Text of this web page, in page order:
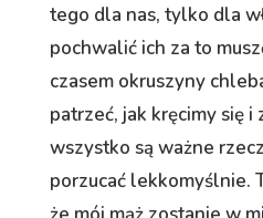
tego dla nas, tylko dla
pochwalić ich za to
czasem okruszyny
patrzeć, jak kręcimy się i
wszystko są ważne
porzucać lekkomyślnie.